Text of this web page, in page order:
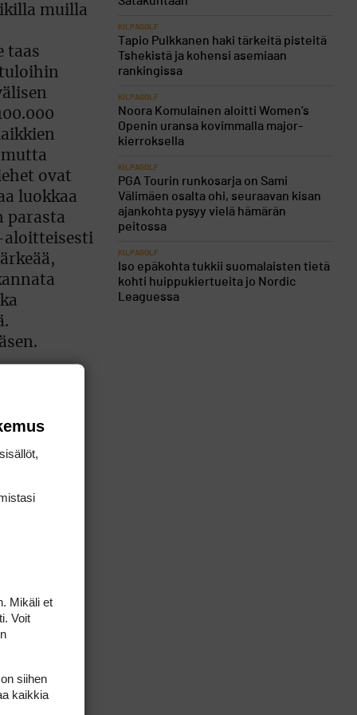
muilla
taas
ovat
luokkaa
parasta
KILPAGOLF
Tapio Pulkkanen haki tärkeitä pisteitä
Tshekistä ja kohensi asemiaan
rankingissa
KILPAGOLF
Noora Komulainen aloitti Women’s
Openin uransa kovimmalla major-
kierroksella
KILPAGOLF
PGA Tourin runkosarja on Sami
Välimäen osalta ohi, seuraavan kisan
ajankohta pysyy vielä hämärän
peitossa
KILPAGOLF
Iso epäkohta tukkii suomalaisten tietä
kohti huippukiertueita jo Nordic
Leaguessa
Mikäli et
Voit
siihen
kaikkia